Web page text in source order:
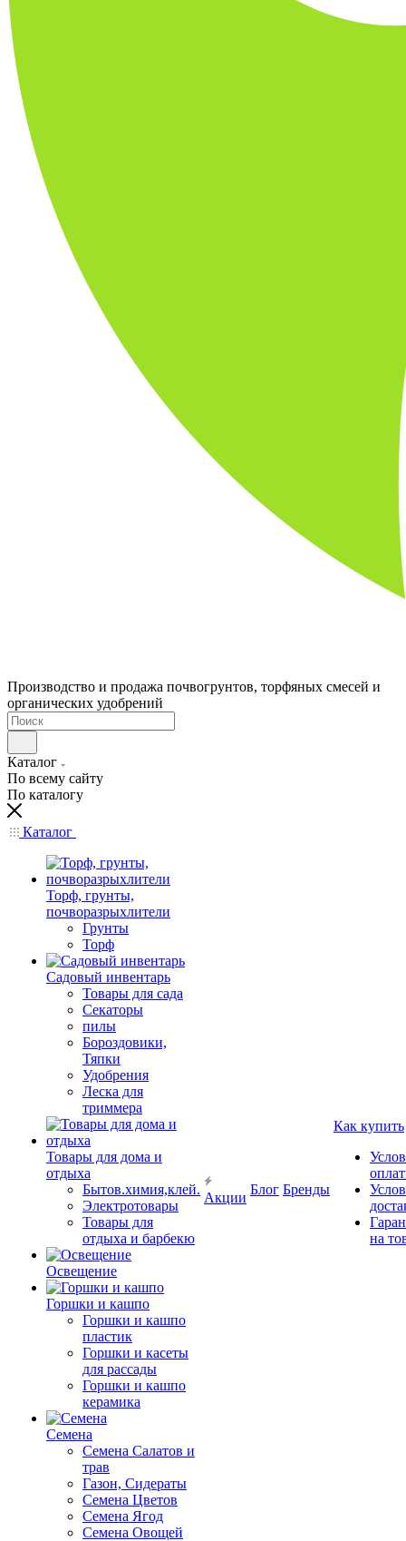
Производство и продажа почвогрунтов, торфяных смесей и
органических удобрений
Каталог
По всему сайту
По каталогу
Каталог
Торф, грунты,
почворазрыхлители
Грунты
Торф
Садовый инвентарь
Товары для сада
Секаторы
пилы
Бороздовики,
Тяпки
Удобрения
Леска для
триммера
Товары для дома и
отдыха
Бытов.химия,клей.
Электротовары
Товары для
отдыха и барбекю
Освещение
Горшки и кашпо
Горшки и кашпо
пластик
Горшки и касеты
для рассады
Горшки и кашпо
керамика
Семена
Семена Салатов и
трав
Газон, Сидераты
Семена Цветов
Семена Ягод
Семена Овощей
Акции
Блог Бренды
Как купить
на